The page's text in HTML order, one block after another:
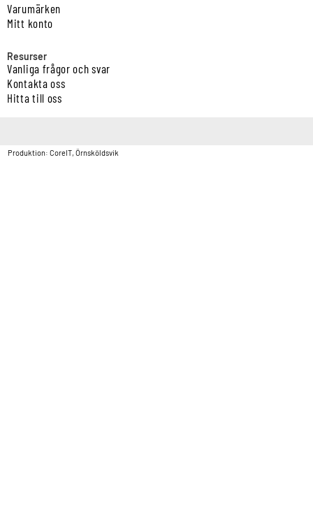
Varumärken
Mitt konto
Resurser
Vanliga frågor och svar
Kontakta oss
Hitta till oss
Produktion: CoreIT, Örnsköldsvik